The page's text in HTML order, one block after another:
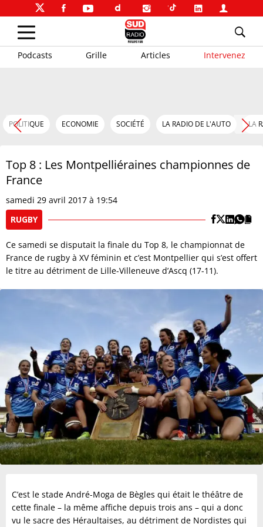
Podcasts Grille Articles Intervenez
POLITIQUE ECONOMIE SOCIÉTÉ LA RADIO DE L'AUTO LA
Top 8 : Les Montpelliéraines championnes de
France
samedi 29 avril 2017 à 19:54
RUGBY
Ce samedi se disputait la finale du Top 8, le championnat de
France de rugby à XV féminin et c’est Montpellier qui s’est offert
le titre au détriment de Lille-Villeneuve d’Ascq (17-11).
C’est le stade André-Moga de Bègles qui était le théâtre de
cette finale – la même affiche depuis trois ans – qui a donc
vu le sacre des Héraultaises, au détriment de Nordistes qui